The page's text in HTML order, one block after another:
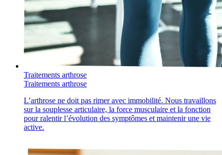
Traitements arthrose
Traitements arthrose
L’arthrose ne doit pas rimer avec immobilité. Nous travaillons
sur la souplesse articulaire, la force musculaire et la fonction
pour ralentir l’évolution des symptômes et maintenir une vie
active.